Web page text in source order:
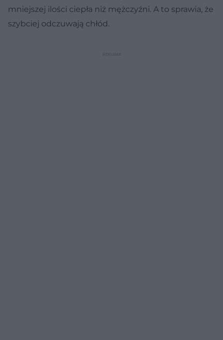
mniejszej ilości ciepła niż mężczyźni. A to sprawia, że
szybciej odczuwają chłód.